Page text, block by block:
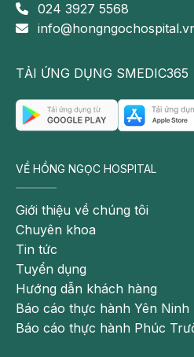
024 3927 5568
TẢI ỨNG DỤNG SMEDIC365
VỀ HỒNG NGỌC HOSPITAL
Giới thiệu về chúng tôi
Chuyên khoa
Tin tức
Tuyển dụng
Hướng dẫn khách hàng
Báo cáo thực hành Yên Ninh
Báo cáo thực hành Phúc